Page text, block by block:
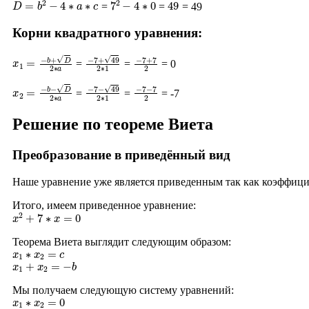
= = = 49
Корни квадратного уравнения:
+ D2∗ = 7+ 492 = 7 +7 = 0
b−D2∗ = −7−492 1
= −7−7 = -7
Решение по теореме Виета
Преобразование в приведённый вид
Наше уравнение уже является приведенным так как
Итого, имеем приведенное уравнение:
x2+7∗x=0
Теорема Виета выглядит следующим образом:
x1∗x2= c
x1 + x2 =− b
Мы получаем следующую систему уравнений:
x1∗x2=0